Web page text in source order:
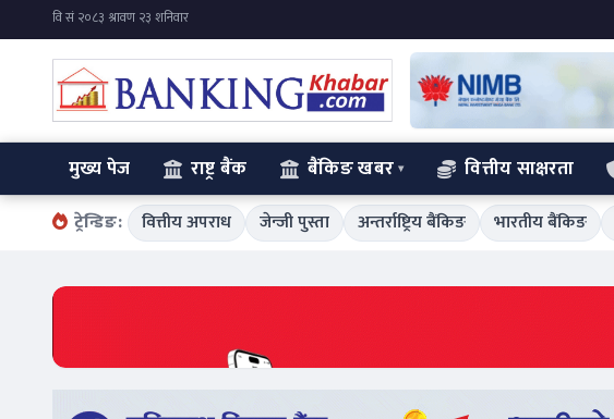
मुख्य पेज राष्ट्र बैंक बैंकिङ खबर वित्तीय साक्षरता
ट्रेन्डिङ: वित्तीय अपराध जेन्जी पुस्ता अन्तर्राष्ट्रिय बैंकिङ भारतीय बैंकिङ